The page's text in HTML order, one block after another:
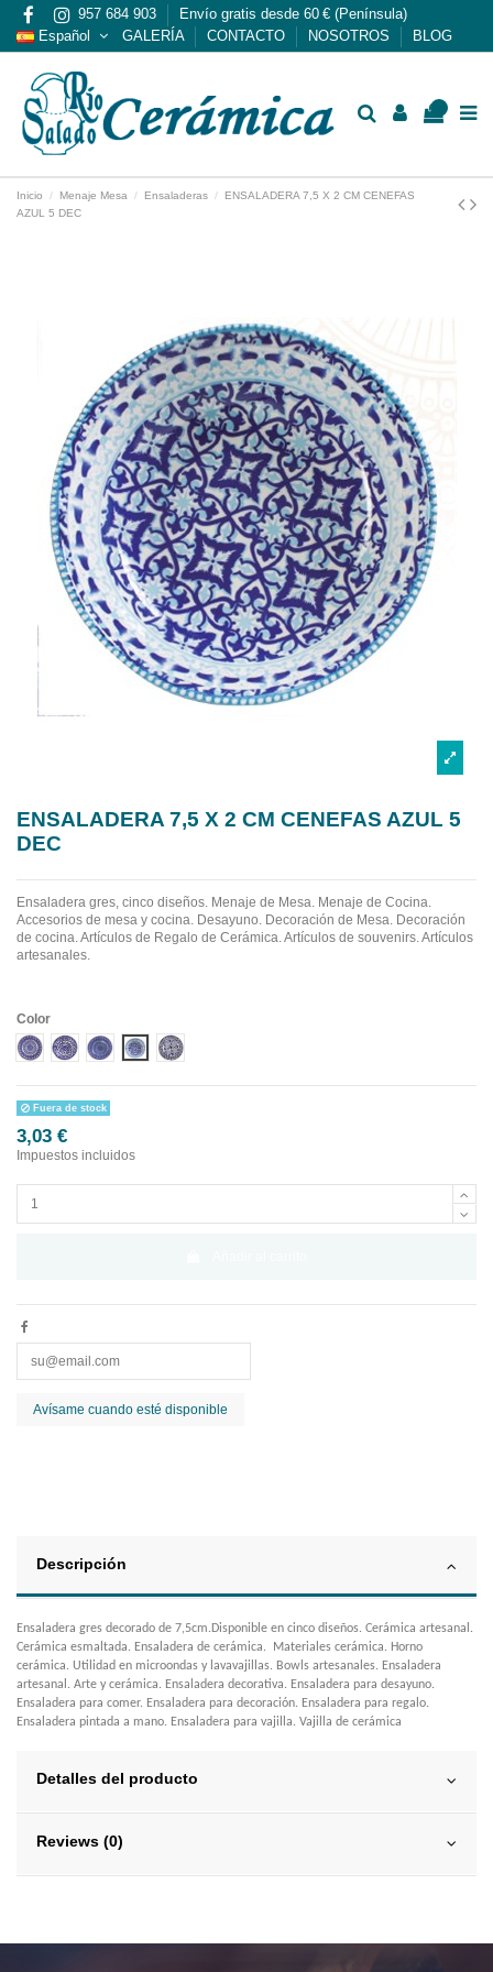
957 684 903
Envío gratis desde 60 € (Península)
Español
GALERÍA CONTACTO NOSOTROS BLOG
Inicio Menaje Mesa Ensaladeras
ENSALADERA 7,5 X 2 CM CENEFAS
AZUL 5 DEC
ENSALADERA 7,5 X 2 CM CENEFAS AZUL 5
DEC
Ensaladera gres, cinco diseños. Menaje de Mesa. Menaje de Cocina.
Accesorios de mesa y cocina. Desayuno. Decoración de Mesa. Decoración
de cocina. Artículos de Regalo de Cerámica. Artículos de souvenirs. Artículos
artesanales.
Color
Diseño 1Diseño 2Diseño 3Diseño 4Diseño 5
Fuera de stock
3,03 €
Impuestos incluidos
Descripción
Ensaladera gres decorado de 7,5cm.Disponible en cinco diseños. Cerámica artesanal.
Cerámica esmaltada. Ensaladera de cerámica. Materiales cerámica. Horno
cerámica. Utilidad en microondas y lavavajillas. Bowls artesanales. Ensaladera
artesanal. Arte y cerámica. Ensaladera decorativa. Ensaladera para desayuno.
Ensaladera para comer. Ensaladera para decoración. Ensaladera para regalo.
Ensaladera pintada a mano. Ensaladera para vajilla. Vajilla de cerámica
Detalles del producto
Reviews (0)